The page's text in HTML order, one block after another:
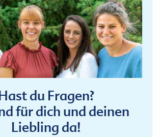
du Fragen?
für dich und deinen
Liebling da!